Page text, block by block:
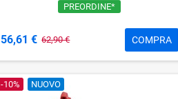
PREORDINE*
56,61 € 62,90 € COMPRA
-10% NUOVO